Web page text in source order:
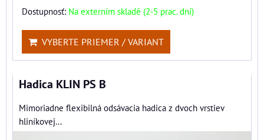
Dostupnosť: Na externím skladě (2-5 prac. dní)
VYBERTE PRIEMER / VARIANT
Hadica KLIN PS B
Mimoriadne flexibilná odsávacia hadica z dvoch vrstiev
hliníkovej...